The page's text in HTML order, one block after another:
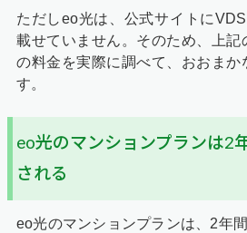
ただしeo光は、公式サイトに
載せていません。そのため、上記
の料金を実際に調べて、おおまか
す。
eo光のマンションプランは2
される
eo光のマンションプランは、2年